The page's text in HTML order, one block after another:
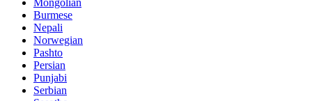
Mongolian
Burmese
Nepali
Norwegian
Pashto
Persian
Punjabi
Serbian